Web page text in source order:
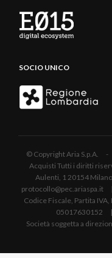
SOCIO UNICO
© Copyright Aria S.p.A. -
Acquisti Tutti i diritti
Aulenti, 1 20154
Codice Fiscale, Partita
05017630152 |
Società soggetta a